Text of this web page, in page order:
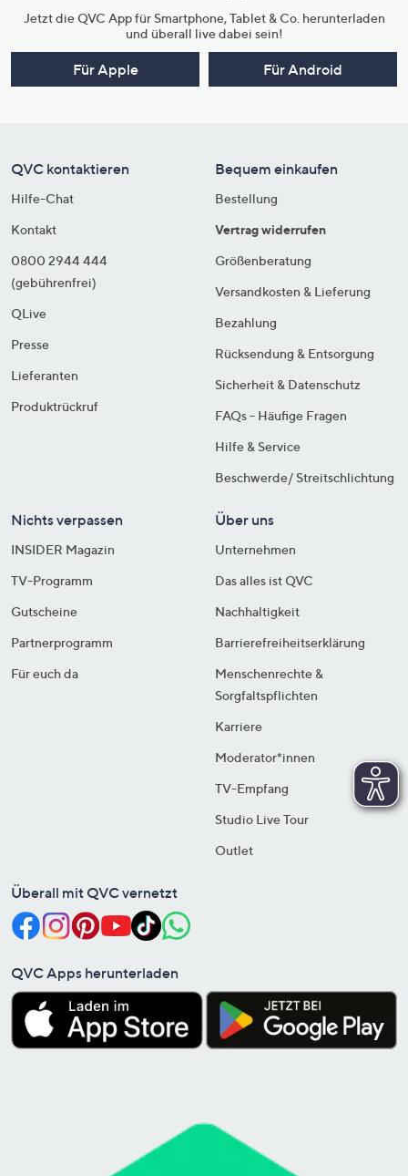
Jetzt die QVC App für Smartphone, Tablet & Co. herunterladen
und überall live dabei sein!
Für Apple Für Android
QVC kontaktieren
Hilfe-Chat
Kontakt
0800 2944 444
(gebührenfrei)
QLive
Presse
Lieferanten
Produktrückruf
Bequem einkaufen
Bestellung
Vertrag widerrufen
Größenberatung
Versandkosten & Lieferung
Bezahlung
Rücksendung & Entsorgung
Sicherheit & Datenschutz
FAQs - Häufige Fragen
Hilfe & Service
Beschwerde/ Streitschlichtung
Nichts verpassen
INSIDER Magazin
TV-Programm
Gutscheine
Partnerprogramm
Für euch da
Über uns
Unternehmen
Das alles ist QVC
Nachhaltigkeit
Barrierefreiheitserklärung
Menschenrechte &
Sorgfaltspflichten
Karriere
Moderator*innen
TV-Empfang
Studio Live Tour
Outlet
Überall mit QVC vernetzt
QVC Apps herunterladen